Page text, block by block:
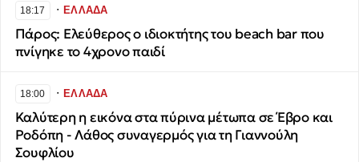
18:17 ∙ΕΛΛΑΔΑ
Πάρος: Ελεύθερος ο ιδιοκτήτης του beach bar που
πνίγηκε το 4χρονο παιδί
18:00 ∙ΕΛΛΑΔΑ
Καλύτερη η εικόνα στα πύρινα μέτωπα σε Έβρο και
Ροδόπη - Λάθος συναγερμός για τη Γιαννούλη
Σουφλίου